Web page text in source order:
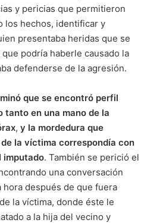
y pericias que permitieron
los hechos, identificar y
presentaba heridas que se
podría haberle causado la
defenderse de la agresión.
que se encontró perfil
tanto en una mano de la
,y la mordedura que
la víctima correspondía con
imputado. También se perició el
una conversación
hora después de que fuera
la víctima, donde éste le
a la hija del vecino y